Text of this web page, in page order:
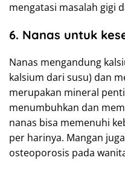
mengatasi masalah gigi
6. Nanas untuk
Nanas mengandung
kalsium dari susu) dan
merupakan mineral
menumbuhkan dan
nanas bisa memenuhi
per harinya. Mangan
osteoporosis pada